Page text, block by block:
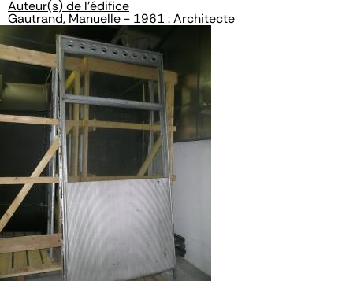
Auteur(s) de l'édifice
Gautrand, Manuelle - 1961 : Architecte